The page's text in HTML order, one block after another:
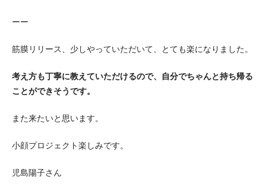
ーー
筋膜リリース、少しやっていただいて、とても楽になりました。
考え方も丁寧に教えていただけるので、自分でちゃんと持ち帰る
ことができそうです。
また来たいと思います。
小顔プロジェクト楽しみです。
児島陽子さん